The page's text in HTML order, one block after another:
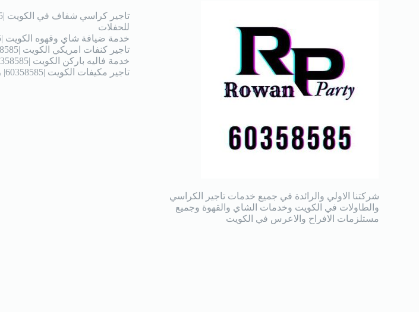
شركتنا الاولي والرائدة في جميع خدمات تاجير الكراسي
والطاولات في الكويت وخدمات الشاي والقهوة وجميع
مستلزمات الافراح والاعرس في الكويت
للحفلات
خدمة ضيافة شاي وقهوه الكويت |60358585
تاجير كنفات امريكي الكويت |60358585
خدمة فاليه باركن الكويت |60358585| روان للحفلات
تاجير مكيفات الكويت |60358585| روان للحفلات